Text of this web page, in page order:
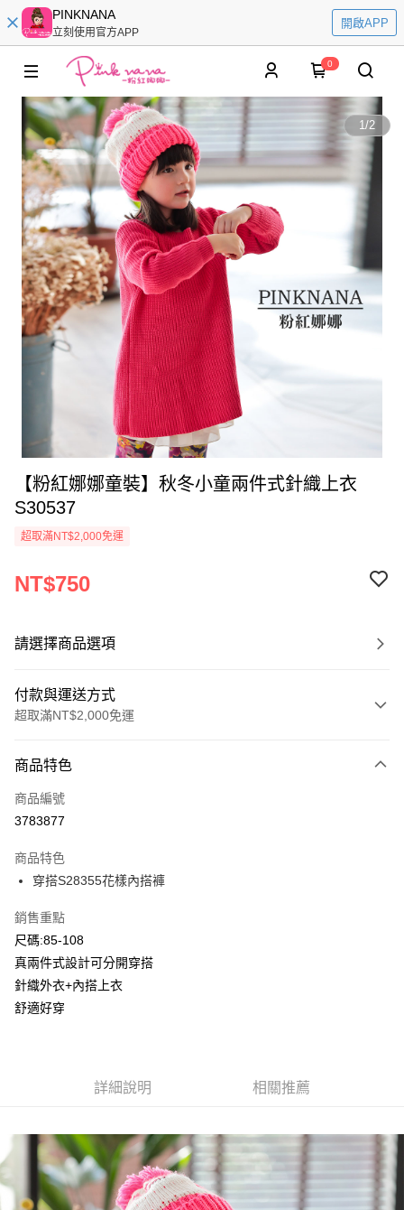
PINKNANA
立刻使用官方APP
開啟APP
0
1/2
【粉紅娜娜童裝】秋冬小童兩件式針織上衣
S30537
超取滿NT$2,000免運
NT$750
請選擇商品選項
付款與運送方式
超取滿NT$2,000免運
信用卡一次付款
超商取貨付款
Apple Pay
Google Pay
ATM付款
運送方式
全家付款取貨
每筆NT$80，滿NT$2,000(含以上)免運費
7-11付款取貨
每筆NT$80，滿NT$2,000(含以上)免運費
付款後7-11取貨
商品特色
商品編號
3783877
商品特色
穿搭S28355花樣內搭褲
銷售重點
尺碼:85-108
真兩件式設計可分開穿搭
針織外衣+內搭上衣
舒適好穿
詳細說明 相關推薦